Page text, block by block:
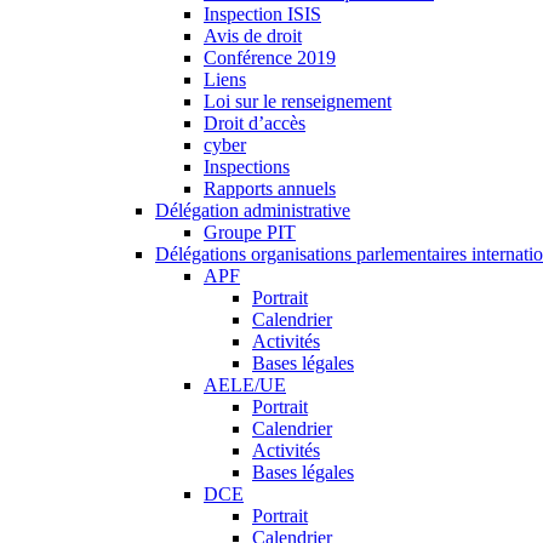
Inspection ISIS
Avis de droit
Conférence 2019
Liens
Loi sur le renseignement
Droit d’accès
cyber
Inspections
Rapports annuels
Délégation administrative
Groupe PIT
Délégations organisations parlementaires
APF
Portrait
Calendrier
Activités
Bases légales
AELE/UE
Portrait
Calendrier
Activités
Bases légales
DCE
Portrait
Calendrier